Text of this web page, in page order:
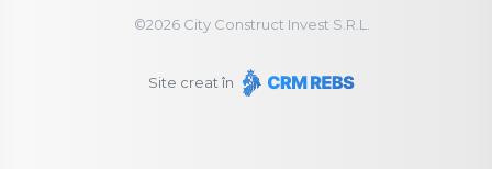
©2026City Construct Invest S.R.L.
Site creat în